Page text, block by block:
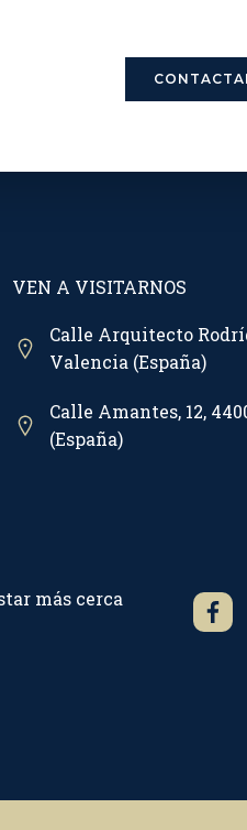
VEN A VISITARNOS
Calle Arquitecto
Valencia (España)
Calle Amantes, 12,
(España)
más cerca